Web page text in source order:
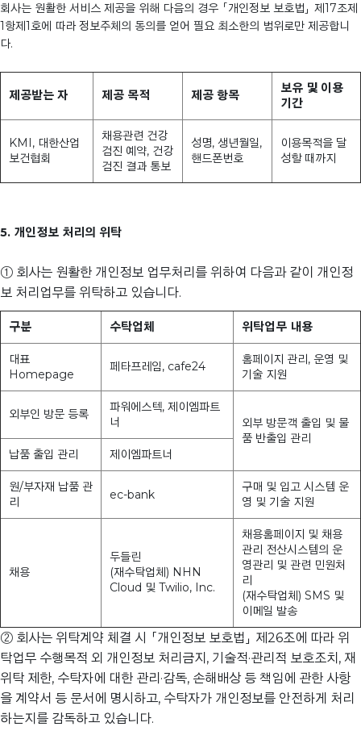
회사는 원활한 서비스 제공을 위해 다음의 경우 「개인정보 보호법」 제17조제
1항제1호에 따라 정보주체의 동의를 얻어 필요 최소한의 범위로만 제공합니
다.
제공받는 자 제공 목적 제공 항목
보유 및 이용
기간
KMI, 대한산업
보건협회
채용관련 건강
검진 예약, 건강
검진 결과 통보
성명, 생년월일,
핸드폰번호
이용목적을 달
성할 때까지
5. 개인정보 처리의 위탁
① 회사는 원활한 개인정보 업무처리를 위하여 다음과 같이 개인정
보 처리업무를 위탁하고 있습니다.
구분 수탁업체 위탁업무 내용
대표
Homepage
페타프레임, cafe24
홈페이지 관리, 운영 및
기술 지원
외부인 방문 등록
파워에스텍, 제이엠파트
너
외부 방문객 출입 및 물
품 반출입 관리
납품 출입 관리
제이엠파트너
원/부자재 납품 관
리
ec-bank
구매 및 입고 시스템 운
영 및 기술 지원
채용
두들린
(재수탁업체) NHN
Cloud 및 Twilio, Inc.
채용홈페이지 및 채용
관리 전산시스템의 운
영관리 및 관련 민원처
리
(재수탁업체) SMS 및
이메일 발송
② 회사는 위탁계약 체결 시 「개인정보 보호법」 제26조에 따라 위
탁업무 수행목적 외 개인정보 처리금지, 기술적·관리적 보호조치, 재
위탁 제한, 수탁자에 대한 관리·감독, 손해배상 등 책임에 관한 사항
을 계약서 등 문서에 명시하고, 수탁자가 개인정보를 안전하게 처리
하는지를 감독하고 있습니다.